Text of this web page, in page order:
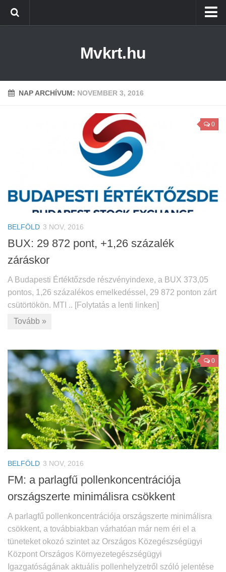
Tiszaújváros
Mvkrt.hu
NAP ARCHÍVUM: NOVEMBER 3, 2016
0
BELFÖLD 3 NOV, 2016
BUX: 29 872 pont, +1,26 százalék
záráskor
A Budapesti Értéktőzsde részvényindexe, a BUX 373,05
pontos, 1,26 százalékos emelkedéssel, 29 872 ponton zárt
csütörtökön. MTI .. [Folytatás a lenti linken]
Tovább »
0
BELFÖLD 3 NOV, 2016
FM: a parlagfű pollenkoncentrációja
országszerte minimálisra csökkent
A parlagfű pollenkoncentrációja országszerte minimálisra
csökkent, a továbbiakban várhatóan már nem éri el a
tüneteket okozó szintet az Országos Közegészségügyi
Központ Országos Környezetegészségügyi
Igazgatóságának aktuális pollenhelyzetről szóló jelentése